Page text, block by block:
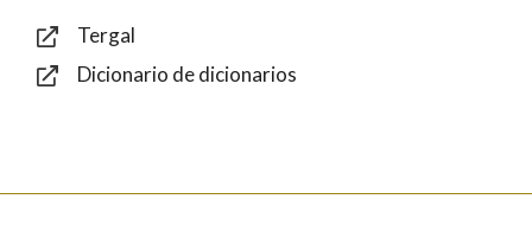
Tergal
Dicionario de dicionarios